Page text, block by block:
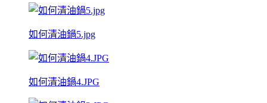
如何清油鍋5.jpg
如何清油鍋4.JPG